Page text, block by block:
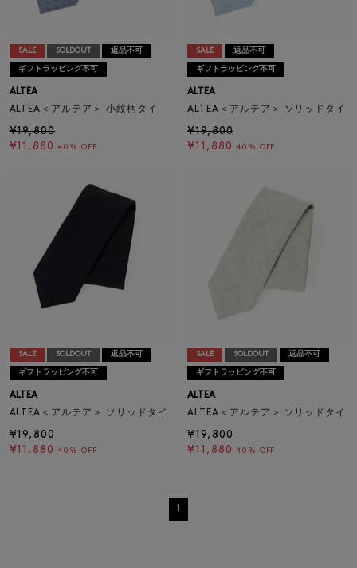
SALE SOLDOUT 返品不可
ギフトラッピング不可
ALTEA
ALTEA＜アルテア＞ 小紋柄タイ
¥19,800
¥11,880 40% OFF
SALE 返品不可
ギフトラッピング不可
ALTEA
ALTEA＜アルテア＞ ソリッドタイ
¥19,800
¥11,880 40% OFF
SALE SOLDOUT 返品不可
ギフトラッピング不可
ALTEA
ALTEA＜アルテア＞ ソリッドタイ
¥19,800
¥11,880 40% OFF
SALE SOLDOUT 返品不可
ギフトラッピング不可
ALTEA
ALTEA＜アルテア＞ ソリッドタイ
¥19,800
¥11,880 40% OFF
1